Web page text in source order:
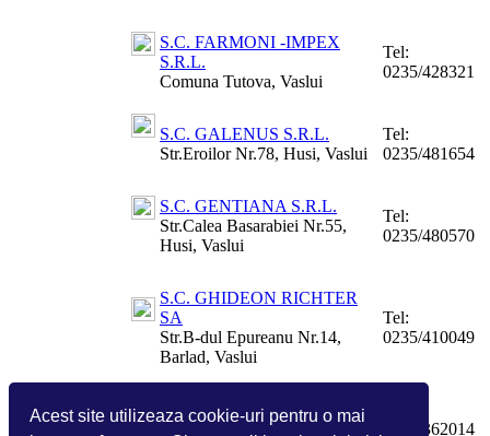
Acest site utilizeaza cookie-uri pentru o mai
S.C. FARMONI -IMPEX
S.R.L.
Comuna Tutova, Vaslui
Tel:
0235/428321
S.C. GALENUS S.R.L.
Str.Eroilor Nr.78, Husi, Vaslui
Tel:
0235/481654
S.C. GENTIANA S.R.L.
Str.Calea Basarabiei Nr.55,
Husi, Vaslui
Tel:
0235/480570
S.C. GHIDEON RICHTER
SA
Str.B-dul Epureanu Nr.14,
Barlad, Vaslui
Tel:
0235/410049
S.C. HANDIFLOR S.R.L.
Str.Republicii , Vaslui, Vaslui
0235/362014